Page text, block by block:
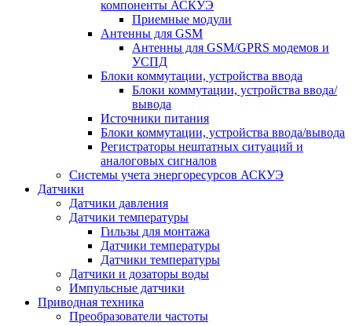
компоненты АСКУЭ
Приемные модули
Антенны для GSM
Антенны для GSM/GPRS модемов и
УСПД
Блоки коммутации, устройства ввода
Блоки коммутации, устройства ввода/
вывода
Источники питания
Блоки коммутации, устройства ввода/вывода
Регистраторы нештатных ситуаций и
аналоговых сигналов
Системы учета энергоресурсов АСКУЭ
Датчики
Датчики давления
Датчики температуры
Гильзы для монтажа
Датчики температуры
Датчики температуры
Датчики и дозаторы воды
Импульсные датчики
Приводная техника
Преобразователи частоты